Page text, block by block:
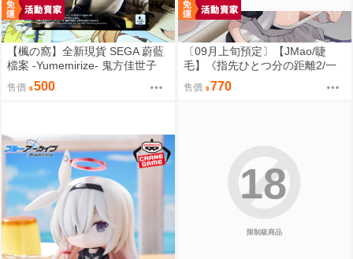
【楓の窩】全新現貨 SEGA 蔚藍
檔案 -Yumemirize- 鬼方佳世子
【日版】
售價 500
〔09月上旬預定〕【JMao/睫
毛】《指先ひとつ分の距離2/一
個指尖的距離2》多規格套組&單
品⬢黑市兔－睫毛貓舍 (parody:
售價 770
限制級商品
18